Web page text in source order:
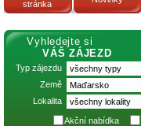
stránka
Vyhledejte si
VÁŠ ZÁJEZD
Typ zájezdu
Země
Lokalita
Akční nabídka